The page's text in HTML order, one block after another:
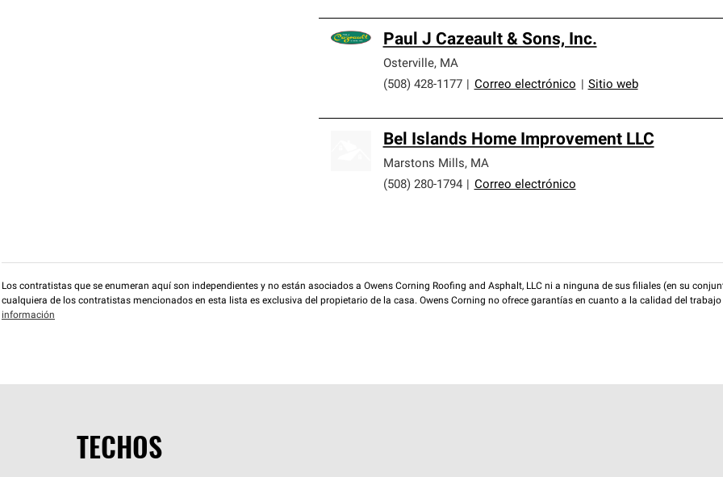
Paul J Cazeault & Sons, Inc.
Osterville, MA
(508) 428-1177
Correo electrónico Sitio web
Bel Islands Home Improvement LLC
Marstons Mills, MA
(508) 280-1794
Correo electrónico
Los contratistas que se enumeran aquí son independientes y no están asociados a Owens Corning Roofing and Asphalt, LLC ni a ninguna de sus filiales (en su
cualquiera de los contratistas mencionados en esta lista es exclusiva del propietario de la casa. Owens Corning no ofrece garantías en cuanto a la calidad del
información
TECHOS